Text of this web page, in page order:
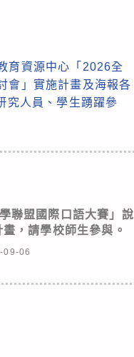
育資源中心「2026全
會」實施計畫及海報各
究人員、學生踴躍參
聯盟國際口語大賽」說
，請學校師生參與。
09-06